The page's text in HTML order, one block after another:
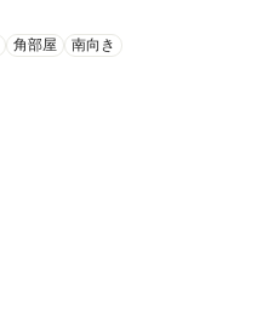
角部屋 南向き